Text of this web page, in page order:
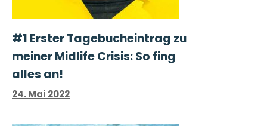
#1 Erster Tage­buch­ein­trag zu
meiner Midlife Crisis: So fing
alles an!
24. Mai 2022